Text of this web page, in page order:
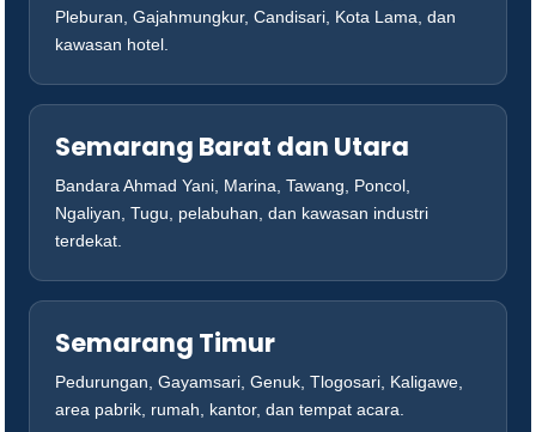
Pleburan, Gajahmungkur, Candisari, Kota Lama, dan
kawasan hotel.
Semarang Barat dan Utara
Bandara Ahmad Yani, Marina, Tawang, Poncol,
Ngaliyan, Tugu, pelabuhan, dan kawasan industri
terdekat.
Semarang Timur
Pedurungan, Gayamsari, Genuk, Tlogosari, Kaligawe,
area pabrik, rumah, kantor, dan tempat acara.